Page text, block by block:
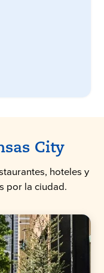
City
hoteles y
por la ciudad.